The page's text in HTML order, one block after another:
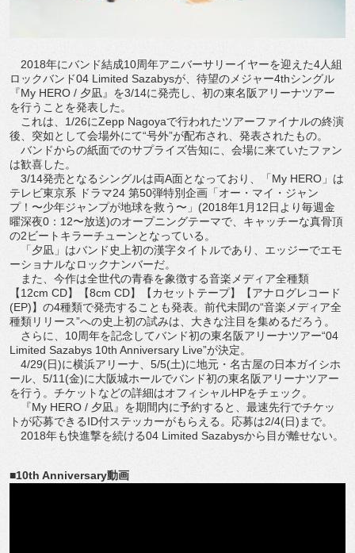
2018年にバンド結成10周年アニバーサリーイヤーを迎えた4人組
ロックバンド04 Limited Sazabysが、待望のメジャー4thシングル
『My HERO / 夕凪』を3/14に発売し、初の東名阪アリーナツアー
を行うことを発表した。
これは、1/26にZepp Nagoyaで行われたツアーファイナルの終演
後、突如として会場外にて“号外”が配布され、発表されたもの。
バンドからの紙面でのサプライズ告知に、会場に来ていたファン
は歓喜した。
3/14発売となるシングルは両A面となっており、「My HERO」は
テレビ東京系 ドラマ24 第50弾特別企画「オー・マイ・ジャン
プ！〜少年ジャンプが地球を救う〜」(2018年1月12日より毎週金
曜深夜0：12〜放送)のオープニングテーマで、キャッチーな真骨頂
の2ビートキラーチューンとなっている。
「夕凪」はバンド史上初の漢字タイトルであり、エッジーでエモ
ーショナルなロックナンバーだ。
また、今作は全世代の青春を象徴する音楽メディア全種類
【12cm CD】【8cm CD】【カセットテープ】【アナログレコード
(EP)】の4種類で発売することも発表。前代未聞の“音楽メディア全
種類リリース”への史上初の試みは、大きな注目を集めるだろう。
さらに、10周年を記念してバンド初の東名阪アリーナツアー“04
Limited Sazabys 10th Anniversary Live”が決定。
4/29(日)に横浜アリーナ、5/5(土)に地元・名古屋の日本ガイシホ
ール、5/11(金)に大阪城ホールでバンド初の東名阪アリーナツアー
を行う。チケットなどの詳細はオフィシャルHPをチェック。
『My HERO / 夕凪』を期間内に予約すると、最速先行でチケッ
トが応募できるID付ステッカーがもらえる。応募は2/4(日)まで。
2018年も快進撃を続ける04 Limited Sazabysから目が離せない。
■10th Anniversary動画